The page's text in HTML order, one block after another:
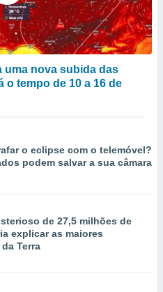
uma nova subida das
o tempo de 10 a 16 de
o eclipse com o telemóvel?
podem salvar a sua câmara
de 27,5 milhões de
explicar as maiores
Terra